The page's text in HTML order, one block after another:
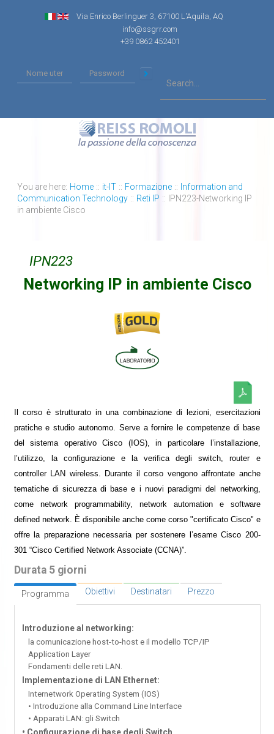
Via Enrico Berlinguer 3, 67100 L'Aquila, AQ
info@ssgrr.com
+39 0862 452401
You are here: Home :: it-IT :: Formazione :: Information and
Communication Technology :: Reti IP ::
IPN223-Networking IP
in ambiente Cisco
IPN223
Networking IP in ambiente Cisco
Il corso è strutturato in una combinazione di lezioni, esercitazioni
pratiche e studio autonomo. Serve a fornire le competenze di base
del sistema operativo Cisco (IOS), in particolare l’installazione,
l’utilizzo, la configurazione e la verifica degli switch, router e
controller LAN wireless. Durante il corso vengono affrontate anche
tematiche di sicurezza di base e i nuovi paradigmi del networking,
come network programmability, network automation e software
defined network. È disponibile anche come corso "certificato Cisco" e
offre la preparazione necessaria per sostenere l’esame Cisco 200-
301 “Cisco Certified Network Associate (CCNA)”.
Durata 5 giorni
Programma Obiettivi Destinatari Prezzo
Introduzione al networking:
la comunicazione host-to-host e il modello TCP/IP
Application Layer
Fondamenti delle reti LAN.
Implementazione di LAN Ethernet:
Internetwork Operating System (IOS)
• Introduzione alla Command Line Interface
• Apparati LAN: gli Switch